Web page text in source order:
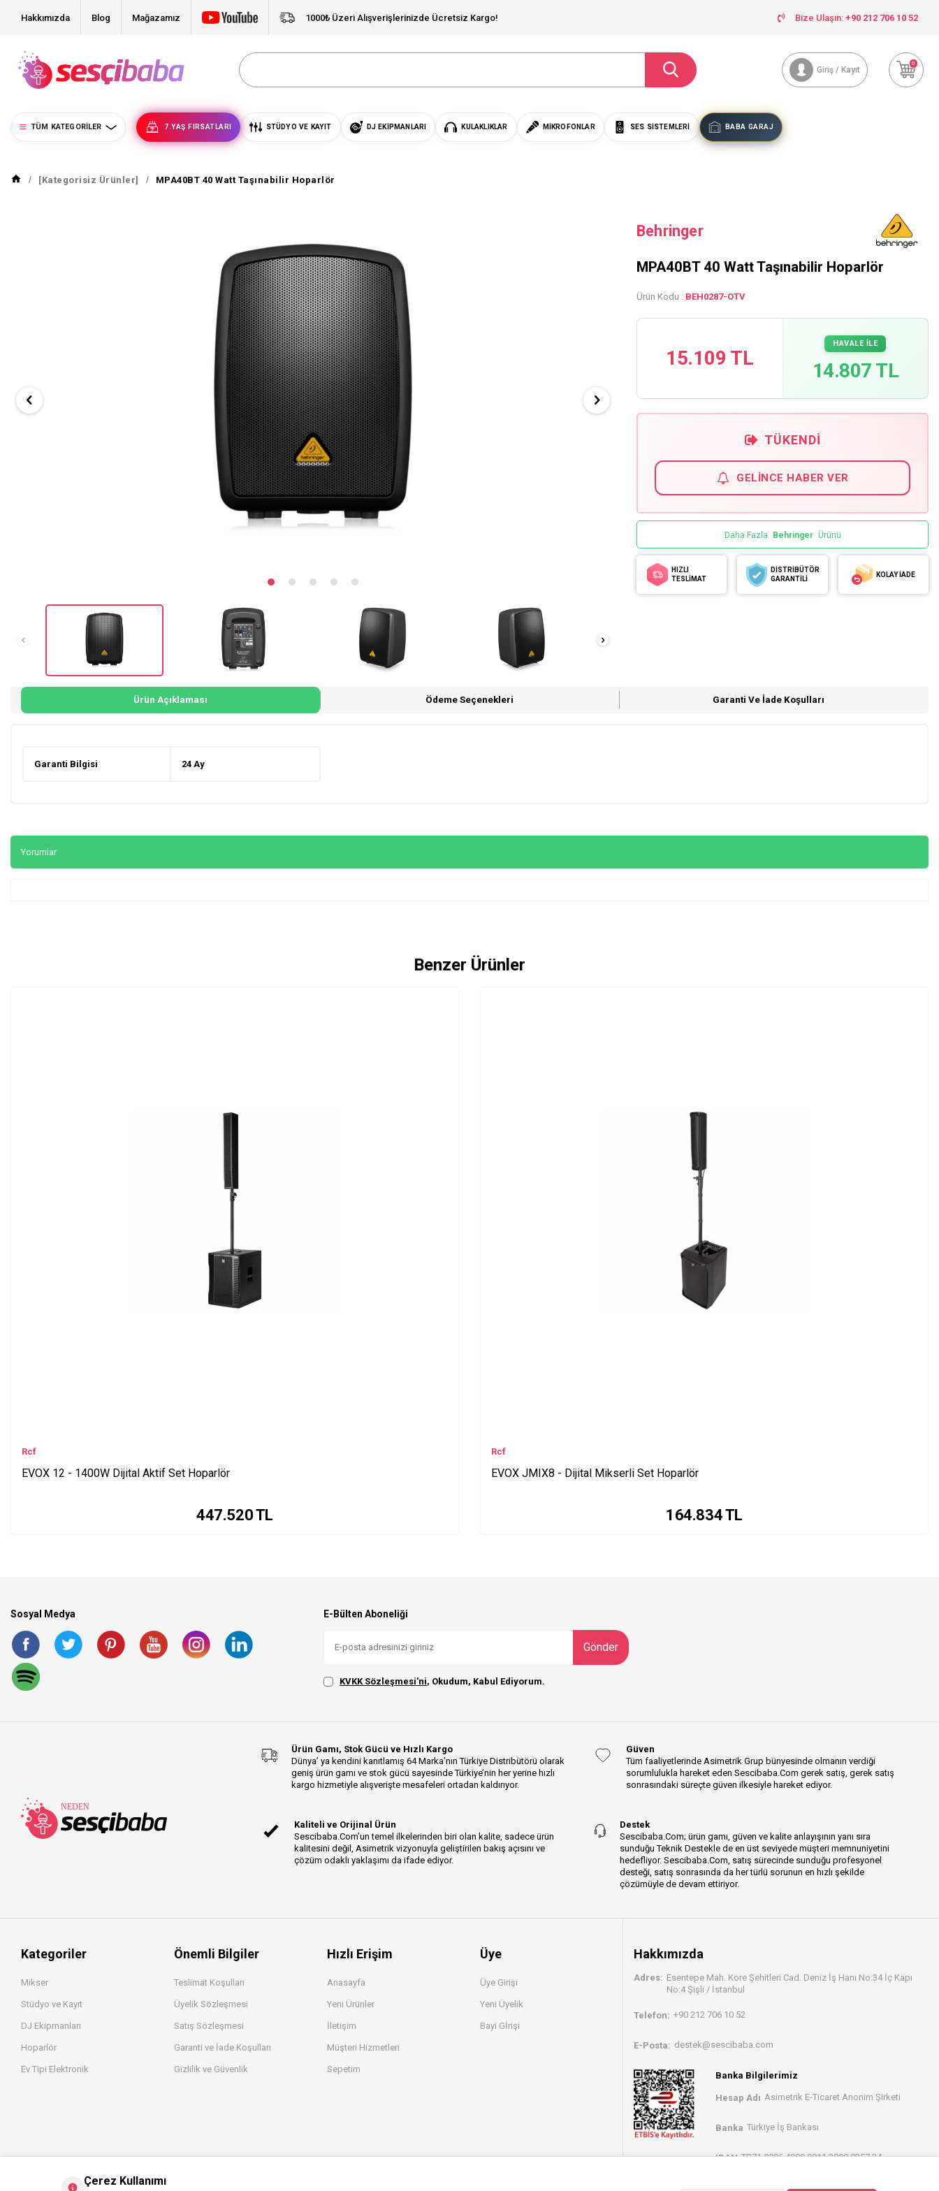
Hakkımızda Blog Mağazamız 1000₺ Üzeri Alışverişlerinizde Ücretsiz Kargo! Bize Ulaşın: +90 212 706 10 52
Giriş / Kayıt
0
TÜM KATEGORILER 7.YAŞ FIRSATLARI STÜDYO VE KAYIT DJ EKIPMANLARI KULAKLIKLAR MIKROFONLAR SES SISTEMLERI BABA GARAJ
[Kategorisiz Ürünler] MPA40BT 40 Watt Taşınabilir Hoparlör
Behringer
MPA40BT 40 Watt Taşınabilir Hoparlör
Ürün Kodu : BEH0287-OTV
15.109 TL
HAVALE İLE
14.807 TL
TÜKENDI
GELINCE HABER VER
Daha Fazla Behringer Ürünü
HIZLI
TESLİMAT
DİSTRİBÜTÖR
GARANTİLİ
KOLAY İADE
Ürün Açıklaması Ödeme Seçenekleri Garanti Ve İade Koşulları
Garanti Bilgisi 24 Ay
Yorumlar
Benzer Ürünler
Rcf
EVOX 12 - 1400W Dijital Aktif Set Hoparlör
447.520TL
Rcf
EVOX JMIX8 - Dijital Mikserli Set Hoparlör
164.834TL
Sosyal Medya E-Bülten Aboneliği
Gönder
KVKK Sözleşmesi'ni, Okudum, Kabul Ediyorum.
Ürün Gamı, Stok Gücü ve Hızlı Kargo
Dünya’ ya kendini kanıtlamış 64 Marka’nın Türkiye Distribütörü olarak
geniş ürün gamı ve stok gücü sayesinde Türkiye’nin her yerine hızlı
kargo hizmetiyle alışverişte mesafeleri ortadan kaldırıyor.
Güven
Tüm faaliyetlerinde Asimetrik Grup bünyesinde olmanın verdiği
sorumlulukla hareket eden Sescibaba.Com gerek satış, gerek satış
sonrasındaki süreçte güven ilkesiyle hareket ediyor.
Kaliteli ve Orijinal Ürün
Sescibaba.Com’un temel ilkelerinden biri olan kalite, sadece ürün
kalitesini değil, Asimetrik vizyonuyla geliştirilen bakış açısını ve
çözüm odaklı yaklaşımı da ifade ediyor.
Destek
Sescibaba.Com; ürün gamı, güven ve kalite anlayışının yanı sıra
sunduğu Teknik Destekle de en üst seviyede müşteri memnuniyetini
hedefliyor. Sescibaba.Com, satış sürecinde sunduğu profesyonel
desteği, satış sonrasında da her türlü sorunun en hızlı şekilde
çözümüyle de devam ettiriyor.
Kategoriler
Mikser
Stüdyo ve Kayıt
DJ Ekipmanları
Hoparlör
Ev Tipi Elektronik
Önemli Bilgiler
Teslimat Koşulları
Üyelik Sözleşmesi
Satış Sözleşmesi
Garanti ve İade Koşulları
Gizlilik ve Güvenlik
Hızlı Erişim
Anasayfa
Yeni Ürünler
İletişim
Müşteri Hizmetleri
Sepetim
Üye
Üye Girişi
Yeni Üyelik
Bayi Gİrişi
Hakkımızda
Adres: Esentepe Mah. Kore Şehitleri Cad. Deniz İş Hanı No:34 İç Kapı
No:4 Şişli / İstanbul
Telefon: +90 212 706 10 52
E-Posta: destek@sescibaba.com
Banka Bilgilerimiz
Hesap Adı Asimetrik E-Ticaret Anonim Şirketi
Banka Türkiye İş Bankası
IBAN TR71 0006 4000 0011 3990 0257 34
Çerez Kullanımı